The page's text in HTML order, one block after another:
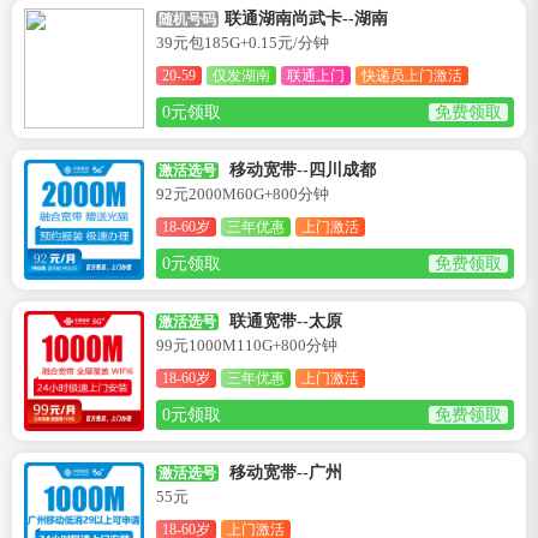
随机号码 联通湖南尚武卡--湖南
39元包185G+0.15元/分钟
20-59 仅发湖南 联通上门 快递员上门激活
0元领取 免费领取
激活选号
移动宽带--四川成都
92元2000M60G+800分钟
18-60岁 三年优惠 上门激活
0元领取 免费领取
激活选号
联通宽带--太原
99元1000M110G+800分钟
18-60岁 三年优惠 上门激活
0元领取 免费领取
激活选号
移动宽带--广州
55元
18-60岁 上门激活